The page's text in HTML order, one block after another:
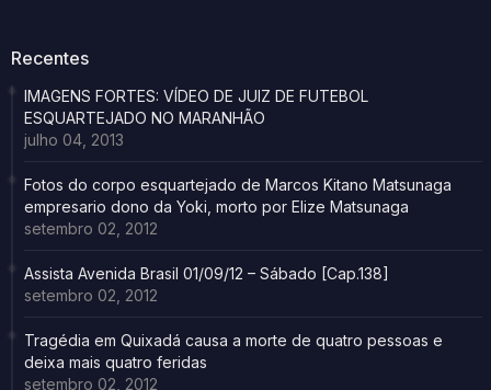
Recentes
IMAGENS FORTES: VÍDEO DE JUIZ DE FUTEBOL
ESQUARTEJADO NO MARANHÃO
julho 04, 2013
Fotos do corpo esquartejado de Marcos Kitano Matsunaga
empresario dono da Yoki, morto por Elize Matsunaga
setembro 02, 2012
Assista Avenida Brasil 01/09/12 – Sábado [Cap.138]
setembro 02, 2012
Tragédia em Quixadá causa a morte de quatro pessoas e
deixa mais quatro feridas
setembro 02, 2012